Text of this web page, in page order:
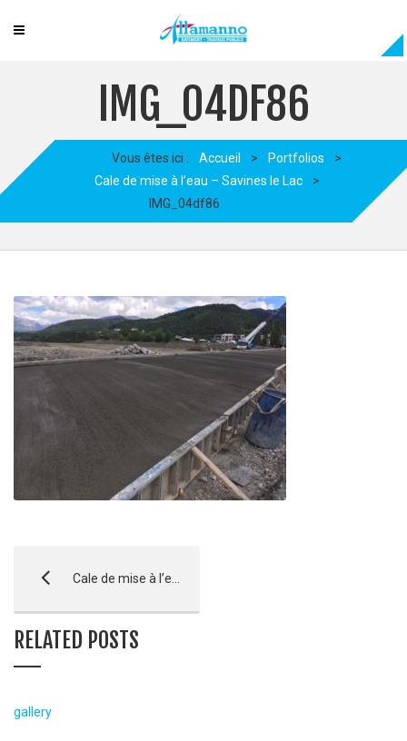
IMG_04DF86
Vous êtes ici : Accueil > Portfolios
>
Cale de mise à l’eau – Savines le Lac
>
IMG_04df86
Cale de mise à l’eau – Savines le Lac
RELATED POSTS
gallery